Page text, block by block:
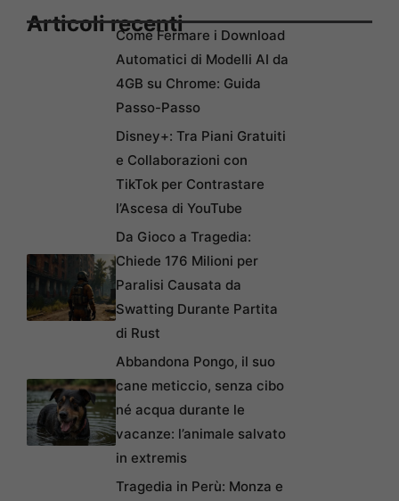
Articoli recentiCome Fermare i Download
Automatici di Modelli AI da
4GB su Chrome: Guida
Passo-Passo
Disney+: Tra Piani Gratuiti
e Collaborazioni con
TikTok per Contrastare
l’Ascesa di YouTube
Da Gioco a Tragedia:
Chiede 176 Milioni per
Paralisi Causata da
Swatting Durante Partita
di Rust
Abbandona Pongo, il suo
cane meticcio, senza cibo
né acqua durante le
vacanze: l’animale salvato
in extremis
Tragedia in Perù: Monza e